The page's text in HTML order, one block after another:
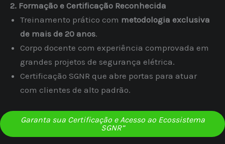
2. Formação e Certificação Reconhecida
Treinamento prático com metodologia exclusiva
de mais de 20 anos.
Corpo docente com experiência comprovada em
grandes projetos de segurança elétrica.
Certificação SGNR que abre portas para atuar
com clientes de alto padrão.
Garanta sua Certificação e Acesso ao Ecossistema
SGNR”